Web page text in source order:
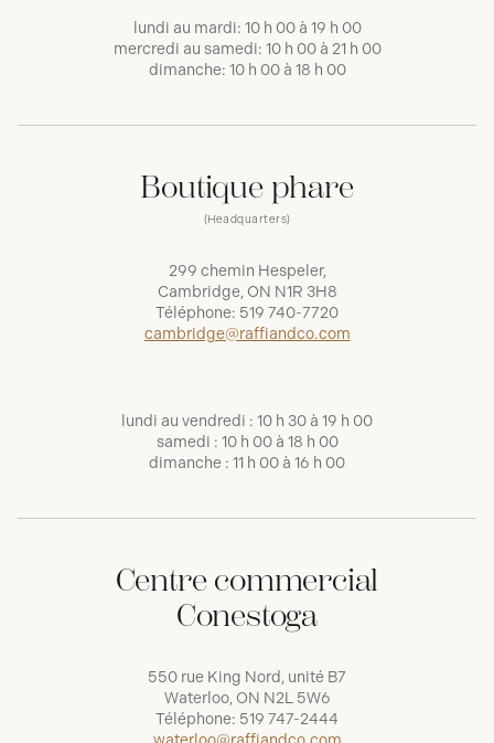
lundi au mardi: 10 h 00 à 19 h 00
mercredi au samedi: 10 h 00 à 21 h 00
dimanche: 10 h 00 à 18 h 00
Boutique phare
(Headquarters)
299 chemin Hespeler,
Cambridge, ON N1R 3H8
Téléphone: 519 740-7720
cambridge@raffiandco.com
lundi au vendredi : 10 h 30 à 19 h 00
samedi : 10 h 00 à 18 h 00
dimanche : 11 h 00 à 16 h 00
Centre commercial
Conestoga
550 rue King Nord, unité B7
Waterloo, ON N2L 5W6
Téléphone: 519 747-2444